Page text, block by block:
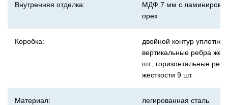
Внутренняя отделка:
МДФ 7 мм с
орех
Коробка:
двойной контур
вертикальные ребра
шт., горизонтальные
жесткости 9 шт.
Материал: легированная сталь